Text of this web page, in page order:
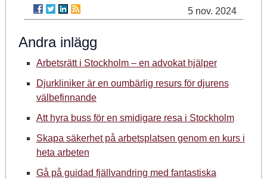
5 nov. 2024
Andra inlägg
Arbetsrätt i Stockholm – en advokat hjälper
Djurkliniker är en oumbärlig resurs för djurens
välbefinnande
Att hyra buss för en smidigare resa i Stockholm
Skapa säkerhet på arbetsplatsen genom en kurs i
heta arbeten
Gå på guidad fjällvandring med fantastiska